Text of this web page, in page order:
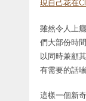
現自己花在
雖然令人上
們大部份時
以同時兼顧
有需要的話
這樣一個新